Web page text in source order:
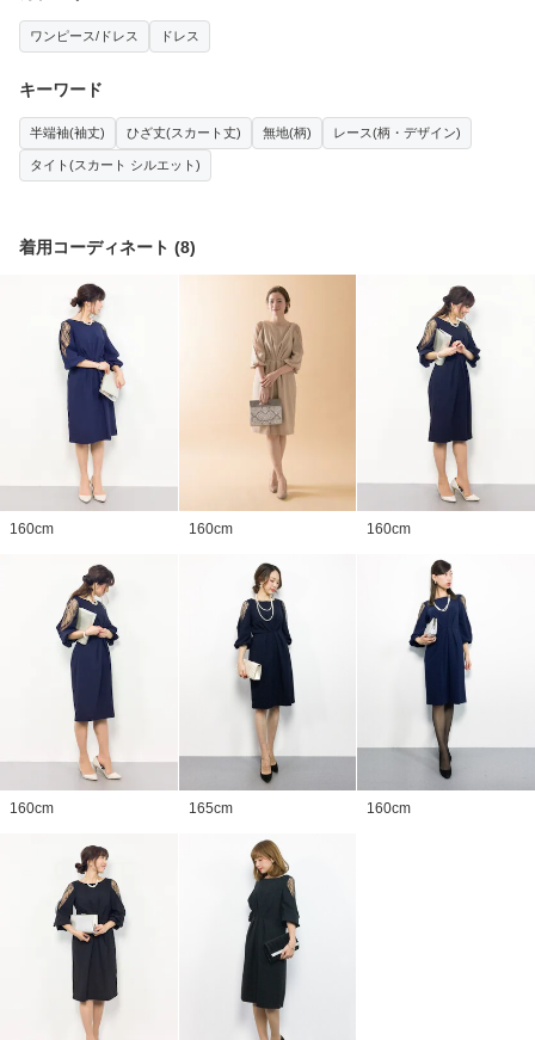
ワンピース/ドレス ドレス
キーワード
半端袖(袖丈) ひざ丈(スカート丈) 無地(柄) レース(柄・デザイン)
タイト(スカート シルエット)
着用コーディネート (8)
160cm 160cm 160cm
160cm 165cm 160cm